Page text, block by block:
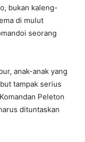
bukan kaleng-
di mulut
seorang
anak-anak yang
tampak serius
Peleton
dituntaskan